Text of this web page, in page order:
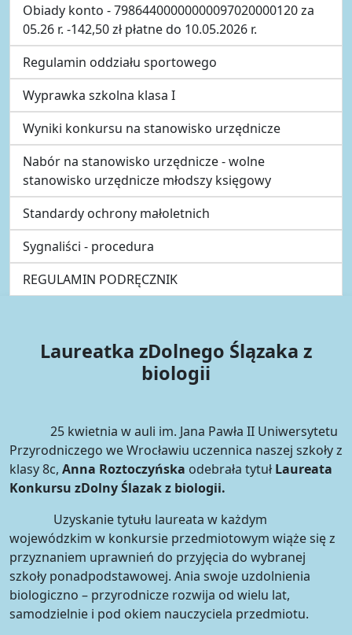
Obiady konto - 79864400000000097020000120 za
05.26 r. -142,50 zł płatne do 10.05.2026 r.
Regulamin oddziału sportowego
Wyprawka szkolna klasa I
Wyniki konkursu na stanowisko urzędnicze
Nabór na stanowisko urzędnicze - wolne
stanowisko urzędnicze młodszy księgowy
Standardy ochrony małoletnich
Sygnaliści - procedura
REGULAMIN PODRĘCZNIK
Laureatka zDolnego Ślązaka z
biologii
25 kwietnia w auli im. Jana Pawła II Uniwersytetu
Przyrodniczego we Wrocławiu uczennica naszej szkoły z
klasy 8c, Anna Roztoczyńska odebrała tytuł Laureata
Konkursu zDolny Ślazak z biologii.
Uzyskanie tytułu laureata w każdym
wojewódzkim w konkursie przedmiotowym wiąże się z
przyznaniem uprawnień do przyjęcia do wybranej
szkoły ponadpodstawowej. Ania swoje uzdolnienia
biologiczno – przyrodnicze rozwija od wielu lat,
samodzielnie i pod okiem nauczyciela przedmiotu.